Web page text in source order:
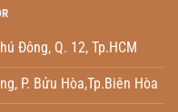
Đông, Q. 12, Tp.HCM
P. Bửu Hòa,Tp.Biên Hòa